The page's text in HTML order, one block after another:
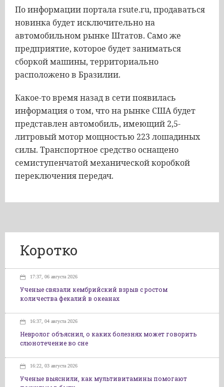
Поинформациипорталаrsute.ru, продаваться
новинка будетисключительнона
автомобильномрынке Штатов. Саможе
предприятие, которое будетзаниматься
сборкоймашины, территориально
расположенов Бразилии.
Какое-товремяназадв сетипоявилась
информация отом, чтонарынке США будет
представленавтомобиль, имеющий 2,5-
литровыймотор мощностью 223 лошадиных
силы. Транспортное средство оснащено
семиступенчатоймеханическойкоробкой
переключенияпередач.
Коротко
17:37, 06 августа 2026
Ученые связали кембрийский взрыв с ростом
количества фекалий в океанах
16:37, 04 августа 2026
Невролог объяснил, о каких болезнях может говорить
слюнотечение во сне
16:22, 03 августа 2026
Ученые выяснили, как мультивитамины помогают